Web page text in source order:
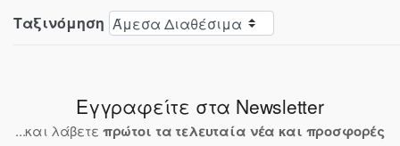
Ταξινόμηση
Εγγραφείτε στα Newsletter
...και λάβετε πρώτοι τα τελευταία νέα και προσφορές